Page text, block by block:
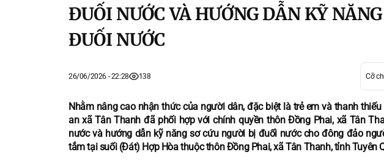
ĐUỐI NƯỚC VÀ HƯỚNG DẪN KỸ
ĐUỐI NƯỚC
26/06/2026 - 22:28 138 Cỡ
Nhằm nâng cao nhận thức của người dân, đặc biệt là trẻ em và thanh
an xã Tân Thanh đã phối hợp với chính quyền thôn Đồng Phai, xã Tân
nước và hướng dẫn kỹ năng sơ cứu người bị đuối nước cho đông đảo
tắm tại suối (Đát) Hợp Hòa thuộc thôn Đồng Phai, xã Tân Thanh, tỉnh Tuyên